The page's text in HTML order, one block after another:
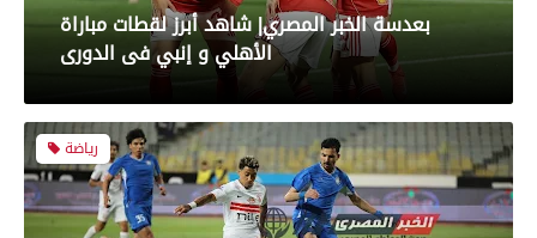
بعدسة الخبر المصري| شاهد أبرز لقطات مباراة
الأهلي و إنبي فى الدورى
رياضة